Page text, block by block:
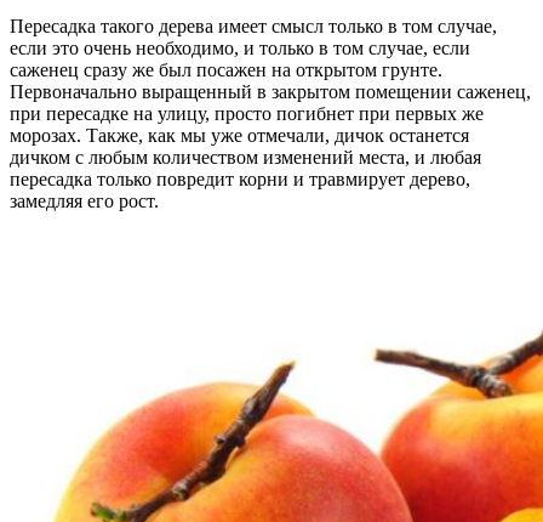
Пересадка такого дерева имеет смысл только в том случае,
если это очень необходимо, и только в том случае, если
саженец сразу же был посажен на открытом грунте.
Первоначально выращенный в закрытом помещении саженец,
при пересадке на улицу, просто погибнет при первых же
морозах. Также, как мы уже отмечали, дичок останется
дичком с любым количеством изменений места, и любая
пересадка только повредит корни и травмирует дерево,
замедляя его рост.